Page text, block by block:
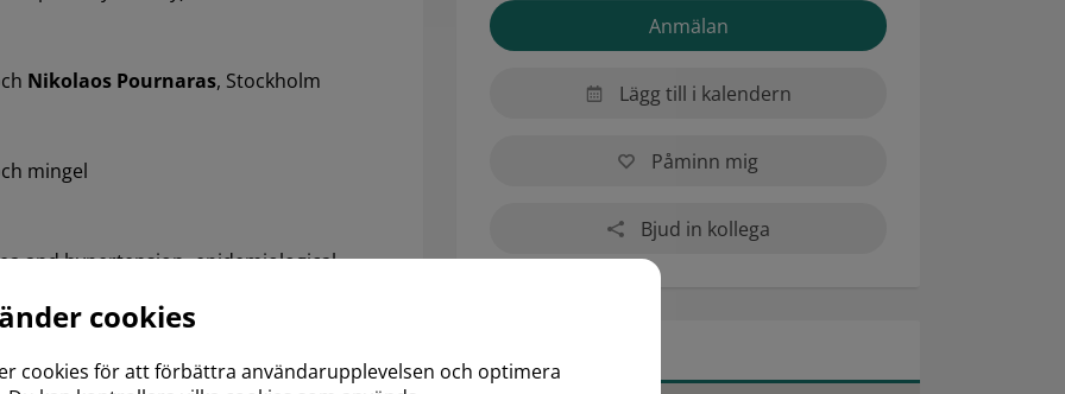
Nikolaos Pournaras, Stockholm
mingel
and hypertension -epidemiological,
outcomes in smokers with and without
Anmälan
Lägg till i kalendern
Påminn mig
Bjud in kollega
cookies
cookies för att förbättra användarupplevelsen och optimera